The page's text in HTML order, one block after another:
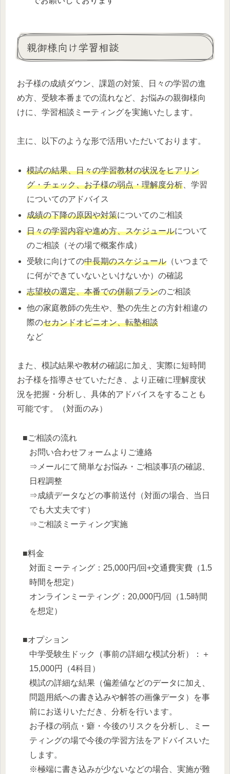
親御様向け学習相談
お子様の成績ダウン、課題の対策、日々の学習の進
め方、受験本番までの流れなど、お悩みの親御様向
けに、学習相談ミーティングを実施いたします。
主に、以下のような形で活用いただいております。
模試の結果、日々の学習教材の状況をヒアリン
グ・チェック、お子様の弱点・理解度分析 、学習
についてのアドバイス
成績の下降の原因や対策についてのご相談
日々の学習内容や進め方、スケジュールについて
のご相談（その場で概案作成）
受験に向けての中長期のスケジュール （いつまで
に何ができていないといけないか）の確認
志望校の選定、本番での併願プランのご相談
他の家庭教師の先生や、塾の先生との方針相違の
際のセカンドオピニオン、転塾相談
など
また、模試結果や教材の確認に加え、実際に短時間
お子様を指導させていただき、より正確に理解度状
況を把握・分析し、具体的アドバイスをすることも
可能です。（対面のみ）
■ご相談の流れ
お問い合わせフォームよりご連絡
⇒メールにて簡単なお悩み・ご相談事項の確認、
日程調整
⇒成績データなどの事前送付（対面の場合、当日
でも大丈夫です）
⇒ご相談ミーティング実施
■料金
対面ミーティング：25,000円/回+交通費実費（1.5
時間を想定）
オンラインミーティング：20,000円/回（1.5時間
を想定）
■オプション
中学受験生ドック（事前の詳細な模試分析）：＋
15,000円（4科目）
模試の詳細な結果（偏差値などのデータに加え、
問題用紙への書き込みや解答の画像データ）を事
前にお送りいただき、分析を行います。
お子様の弱点・癖・今後のリスクを分析し、ミー
ティングの場で今後の学習方法をアドバイスいた
します。
※極端に書き込みが少ないなどの場合、実施が難